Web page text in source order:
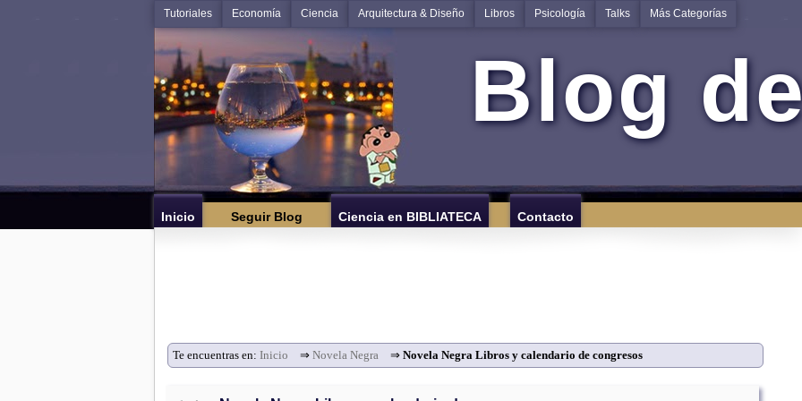
Tutoriales Economía Ciencia Arquitectura & Diseño Libros Psicología Talks Más Categorías
Blog
Inicio Seguir Blog Ciencia en BIBLIATECA Contacto
Te encuentras en: Inicio ⇒ Novela Negra ⇒ Novela Negra Libros y calendario de congresos